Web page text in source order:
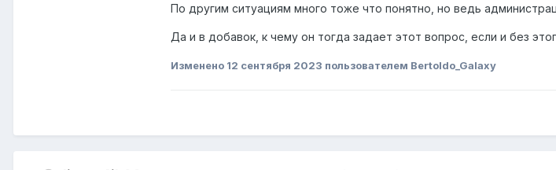
По другим ситуациям много тоже что понятно, но ведь
Да и в добавок, к чему он тогда задает этот вопрос, если и без
Изменено 12 сентября 2023 пользователем Bertoldo_Galaxy